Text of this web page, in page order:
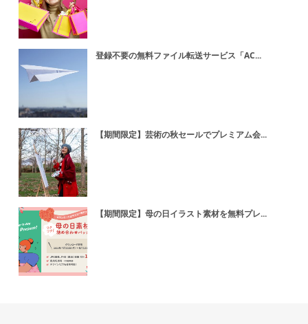
登録不要の無料ファイル転送サービス「AC...
【期間限定】芸術の秋セールでプレミアム会...
【期間限定】母の日イラスト素材を無料プレ...